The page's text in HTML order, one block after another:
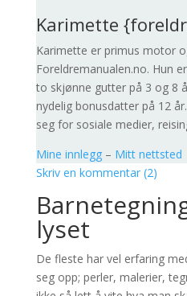
Karimette
Karimette er primus motor
Foreldremanualen.no. Hun
to skjønne gutter på 3 og 8
nydelig bonusdatter på 12
seg for sosiale medier,
Mine innlegg– Mitt nettsted
Skriv en kommentar (2)
lyset
De fleste har vel erfaring
seg opp; perler, malerier,